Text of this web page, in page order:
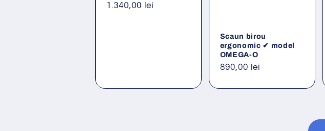
Preț
1.340,00 lei
Scaun birou
ergonomic ✔ model
OMEGA-O
Preț
890,00 lei